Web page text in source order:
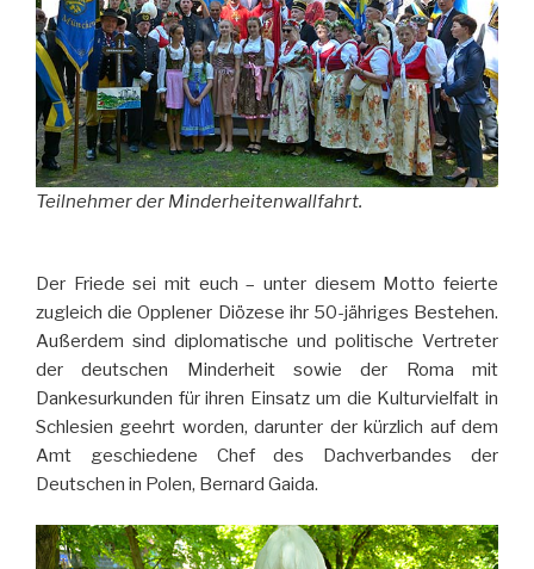
Teilnehmer der Minderheitenwallfahrt.
Der Friede sei mit euch – unter diesem Motto feierte
zugleich die Opplener Diözese ihr 50-jähriges Bestehen.
Außerdem sind diplomatische und politische Vertreter
der deutschen Minderheit sowie der Roma mit
Dankesurkunden für ihren Einsatz um die Kulturvielfalt in
Schlesien geehrt worden, darunter der kürzlich auf dem
Amt geschiedene Chef des Dachverbandes der
Deutschen in Polen, Bernard Gaida.